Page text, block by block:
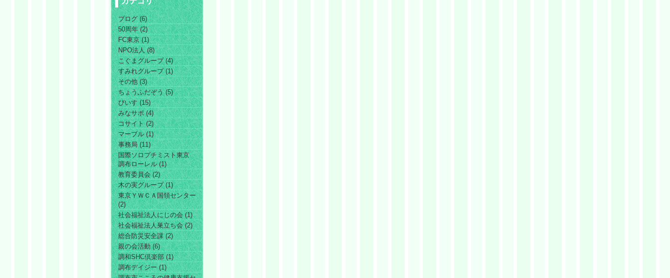
ブログ (6)
50周年 (2)
FC東京 (1)
NPO法人 (8)
こぐまグループ (4)
すみれグループ (1)
その他 (3)
ちょうふだぞう (5)
ぴいす (15)
みなサポ (4)
コサイト (2)
マーブル (1)
事務局 (11)
国際ソロプチミスト東京
調布ローレル (1)
教育委員会 (2)
木の実グループ (1)
東京ＹＷＣＡ国領センター
(2)
社会福祉法人にじの会 (1)
社会福祉法人巣立ち会 (2)
総合防災安全課 (2)
親の会活動 (6)
調和SHC倶楽部 (1)
調布デイジー (1)